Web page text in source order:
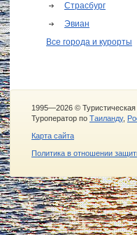
Страсбург
Эвиан
Все города и курорты
1995—2026 ©
Туроператор по Таиланду,
Карта сайта
Политика в отношении